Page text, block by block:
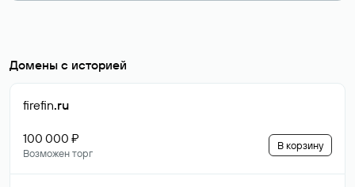
Домены с историей
firefin.ru
100 000 ₽
Возможен торг
В корзину